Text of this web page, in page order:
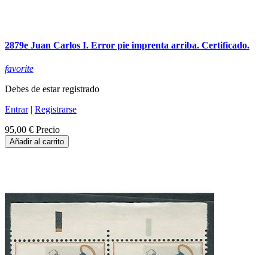
2879e Juan Carlos I. Error pie imprenta arriba. Certificado.
favorite
Debes de estar registrado
Entrar| Registrarse
95,00 € Precio
Añadir al carrito